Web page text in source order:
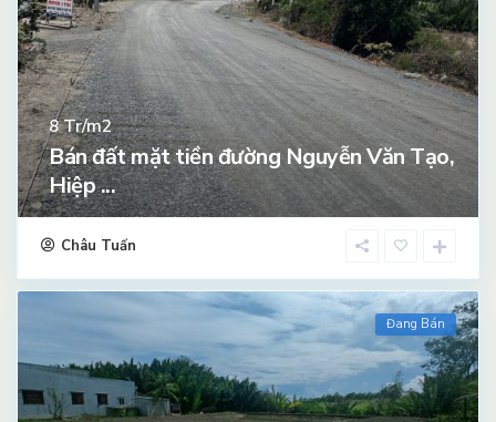
8Tr/m2
Bán đất mặt tiền đường Nguyễn Văn Tạo,
Hiệp ...
Châu Tuấn
Đang Bán